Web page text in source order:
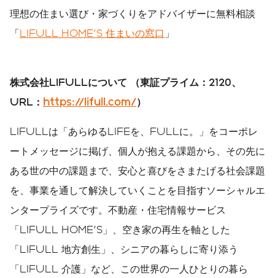
理想の住まい選び・家づくりをアドバイザーに無料相談
「LIFULL HOME'S 住まいの窓口 」
株式会社LIFULLについて （東証プライム： 2120、
URL ： https://lifull.com/）
LIFULLは「あらゆるLIFEを、FULLに。」をコーポレ
ートメッセージに掲げ、個人が抱える課題から、その先に
ある世の中の課題まで、安心と喜びをさまたげる社会課題
を、事業を通して解決していくことを目指すソーシャルエ
ンタープライズです。不動産・住宅情報サービス
「LIFULL HOME'S」、空き家の再生を軸とした
「LIFULL 地方創生」、シニアの暮らしに寄り添う
「LIFULL 介護」など、この世界の一人ひとりの暮ら